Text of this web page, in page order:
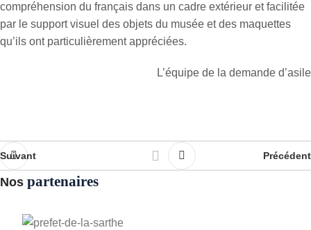
compréhension du français dans un cadre extérieur et facilitée
par le support visuel des objets du musée et des maquettes
qu’ils ont particulièrement appréciées.
L’équipe de la demande d’asile
Suivant Précédent
Nos partenaires